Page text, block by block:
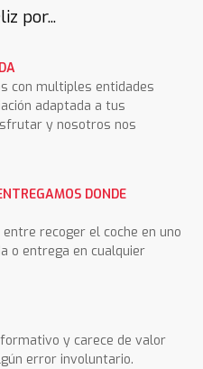
por...
con multiples entidades
adaptada a tus
y nosotros nos
DONDE
recoger el coche en uno
o entrega en cualquier
y carece de valor
error involuntario.